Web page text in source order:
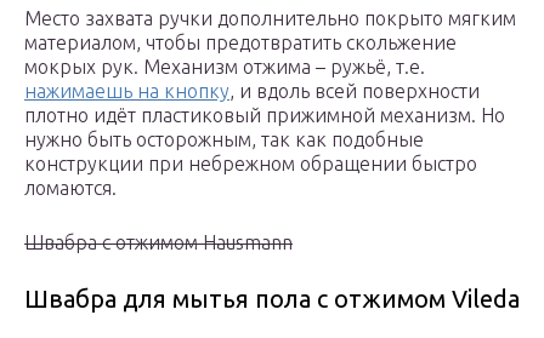
Место захвата ручки дополнительно покрыто мягким
материалом, чтобы предотвратить скольжение
мокрых рук. Механизм отжима – ружьё, т.е.
нажимаешь на кнопку, и вдоль всей поверхности
плотно идёт пластиковый прижимной механизм. Но
нужно быть осторожным, так как подобные
конструкции при небрежном обращении быстро
ломаются.
Швабра с отжимом Hausmann
Швабра для мытья пола с отжимом Vileda